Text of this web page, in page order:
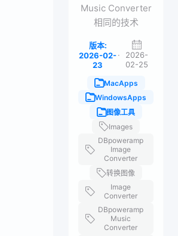
Music Converter
相同的技术
版本:
2026-02-
23
·
2026-
02-25
MacApps
WindowsApps
图像工具
Images
DBpoweramp
Image
Converter
转换图像
Image
Converter
DBpoweramp
Music
Converter